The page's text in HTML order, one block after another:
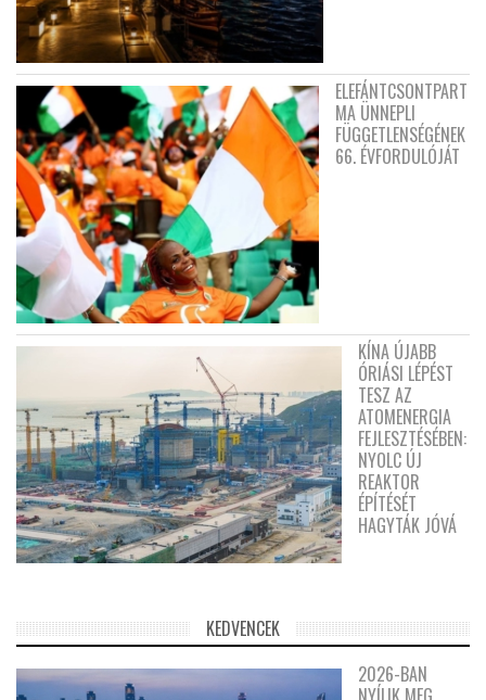
ELEFÁNTCSONTPART
MA ÜNNEPLI
FÜGGETLENSÉGÉNEK
66. ÉVFORDULÓJÁT
KÍNA ÚJABB
ÓRIÁSI LÉPÉST
TESZ AZ
ATOMENERGIA
FEJLESZTÉSÉBEN:
NYOLC ÚJ
REAKTOR
ÉPÍTÉSÉT
HAGYTÁK JÓVÁ
KEDVENCEK
2026-BAN